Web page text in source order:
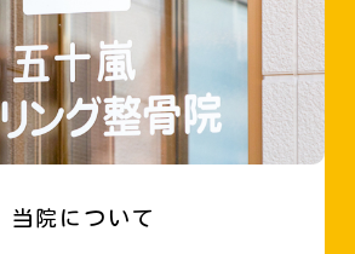
当院について